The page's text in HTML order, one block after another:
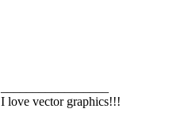
I love vector graphics!!!